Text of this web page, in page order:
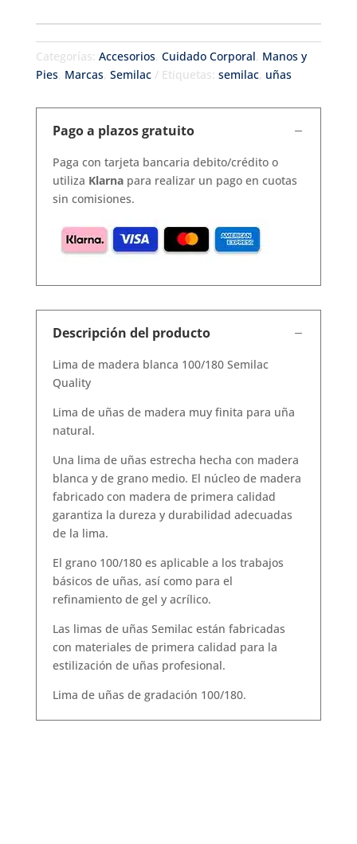
Categorías: Accesorios, Cuidado Corporal, Manos y
Pies, Marcas, Semilac Etiquetas: semilac, uñas
Pago a plazos gratuito
Paga con tarjeta bancaria debito/crédito o
utiliza Klarnapara realizar un pago en cuotas
sin comisiones.
Descripción del producto
Lima de madera blanca 100/180 Semilac
Quality
Lima de uñas de madera muy finita para uña
natural.
Una lima de uñas estrecha hecha con madera
blanca y de grano medio. El núcleo de madera
fabricado con madera de primera calidad
garantiza la dureza y durabilidad adecuadas
de la lima.
El grano 100/180 es aplicable a los trabajos
básicos de uñas, así como para el
refinamiento de gel y acrílico.
Las limas de uñas Semilac están fabricadas
con materiales de primera calidad para la
estilización de uñas profesional.
Lima de uñas de gradación 100/180.